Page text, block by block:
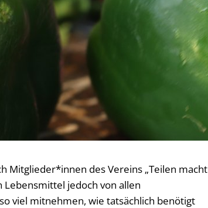
Mitglieder*innen des Vereins „Teilen macht
jedoch von allen
viel mitnehmen, wie tatsächlich benötigt